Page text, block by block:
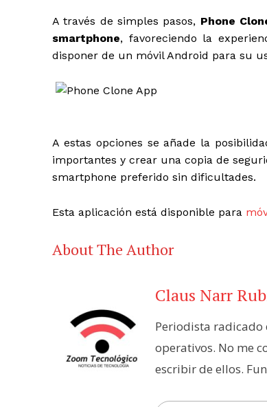
A través de simples pasos, Phone
smartphone, favoreciendo la
disponer de un móvil Android para su
A estas opciones se añade la
importantes y crear una copia de
smartphone preferido sin dificultades.
Esta aplicación está disponible para
About The Author
Claus Narr
Periodista radicado
operativos. No me
escribir de ellos.